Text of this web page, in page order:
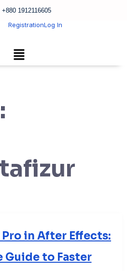
+880 1912116605
RegistrationLog In
in After Effects:
Guide to Faster